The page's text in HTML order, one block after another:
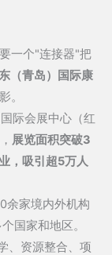
一个"连接器"把
（青岛）国际康
。
际会展中心（红
展览面积突破3
，吸引超5万人
余家境内外机构
国家和地区。
、资源整合、项